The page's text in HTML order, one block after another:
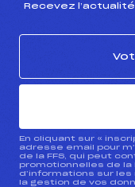
Recevez
En cliquant sur «
adresse email pour
de la FFS, qui peut
promotionnelles de la
d’informations sur
la gestion de vos